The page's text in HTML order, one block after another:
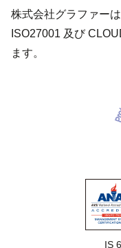
株式会社グラファー
ISO27001 及び
ます。
IS